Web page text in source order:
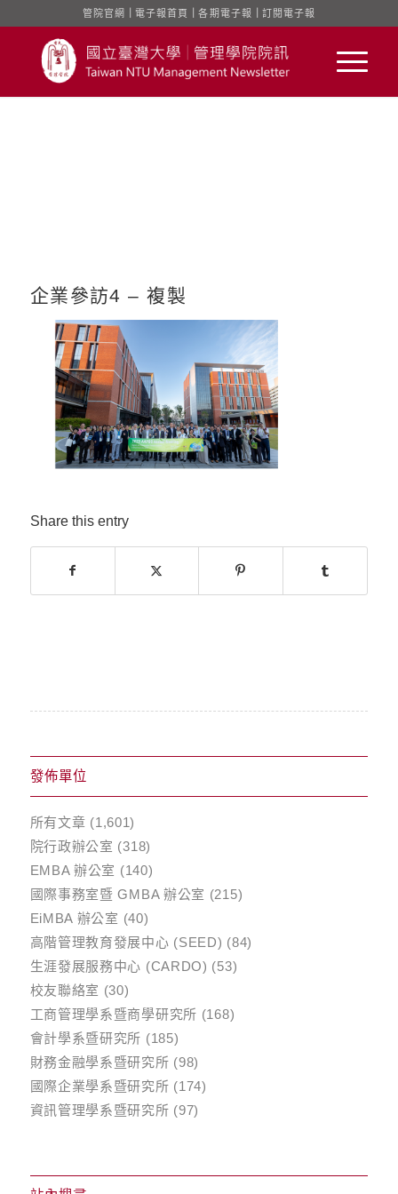
管院官網 電子報首頁 ｜各期電子報 訂閱電子報
企業參訪4 – 複製
Share this entry
發佈單位
所有文章 (1,601)
院行政辦公室 (318)
EMBA 辦公室 (140)
國際事務室暨 GMBA 辦公室 (215)
EiMBA 辦公室 (40)
高階管理教育發展中心 (SEED) (84)
生涯發展服務中心 (CARDO) (53)
校友聯絡室 (30)
工商管理學系暨商學研究所 (168)
會計學系暨研究所 (185)
財務金融學系暨研究所 (98)
國際企業學系暨研究所 (174)
資訊管理學系暨研究所 (97)